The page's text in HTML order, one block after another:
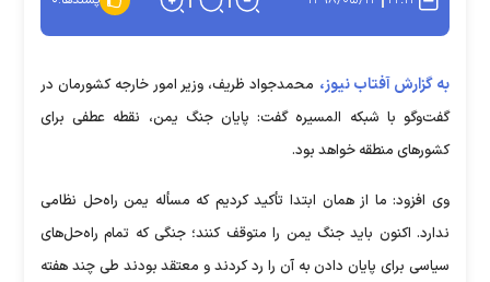
به گزارش آفتاب نیوز، محمدجواد ظریف، وزیر امور خارجه کشورمان در
گفت‌وگو با شبکه المسیره گفت: پایان جنگ یمن، نقطه عطفی برای
کشورهای منطقه خواهد بود.
وی افزود: ما از همان ابتدا تأکید کردیم که مسأله یمن راه‌حل نظامی
ندارد. اکنون باید جنگ یمن را متوقف کنند؛ جنگی که تمام راه‌حل‌های
سیاسی برای پایان دادن به آن را رد کردند و معتقد بودند طی چند هفته